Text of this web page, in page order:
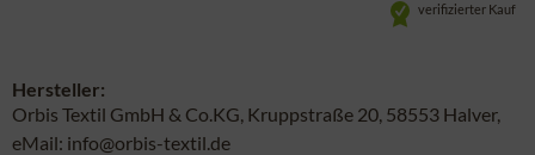
verifizierter Kauf
Hersteller:
Orbis Textil GmbH & Co.KG, Kruppstraße 20, 58553 Halver,
eMail: info@orbis-textil.de